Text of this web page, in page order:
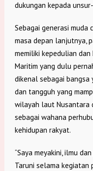
dukungan kepada
Sebagai generasi muda
masa depan lanjutnya,
memiliki kepedulian
Maritim yang dulu
dikenal sebagai
dan tangguh yang
wilayah laut Nusantara
sebagai wahana
kehidupan rakyat.
“Saya meyakini, ilmu
Taruni selama kegiatan